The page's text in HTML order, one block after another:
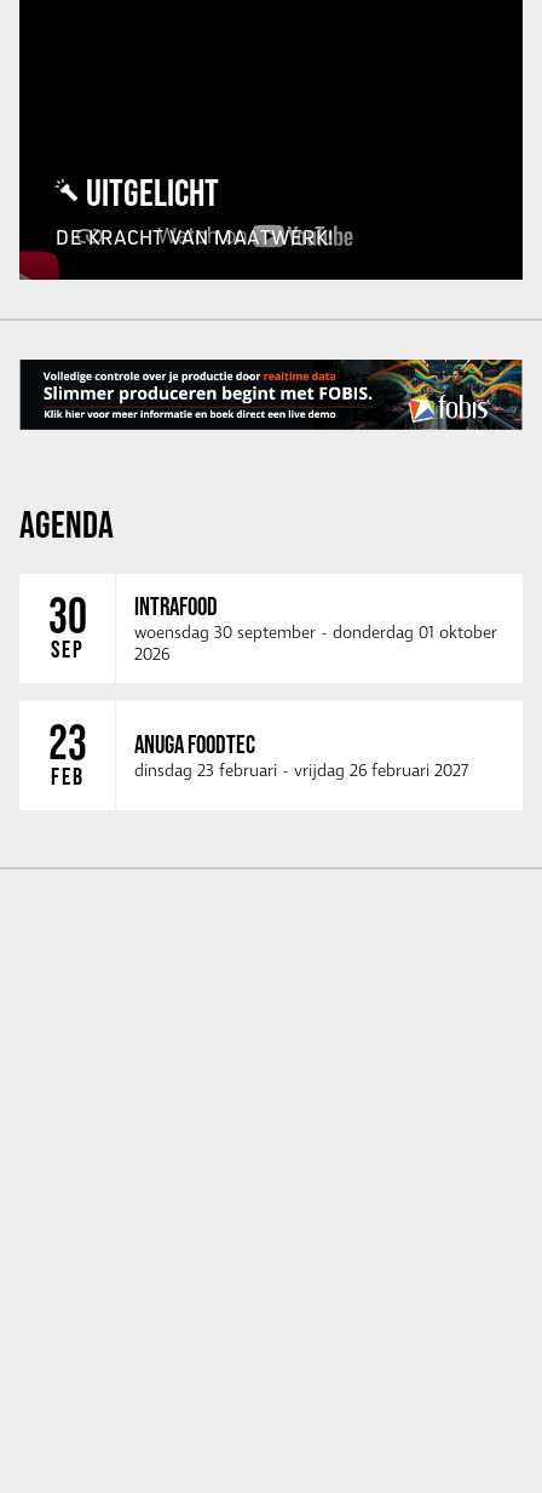
UITGELICHT
DE KRACHT VAN MAATWERK!
AGENDA
30
SEP
INTRAFOOD
woensdag 30 september - donderdag 01 oktober
2026
23
FEB
ANUGA FOODTEC
dinsdag 23 februari - vrijdag 26 februari 2027